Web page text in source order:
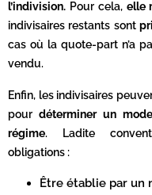
l’indivision. Pour cela, elle
indivisaires restants sont
cas où la quote-part n’a
vendu.
Enfin, les indivisaires
pour déterminer un
régime. Ladite
obligations :
Être établie par un